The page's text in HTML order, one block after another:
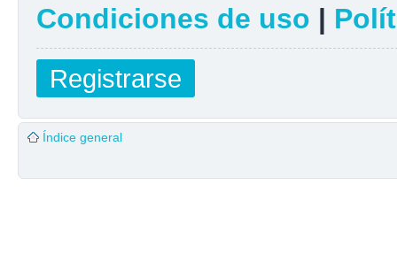
Condiciones de uso |
Registrarse
Índice general